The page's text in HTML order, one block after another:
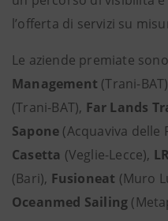
l’offerta di servizi su
Le aziende premiate sono
Management (Trani-
(Trani-BAT), Far Lands
Sapone (Acquaviva delle
Casetta (Veglie-Lecce),
(Bari), Fusioneat (Muro
Oceanmed Sailing